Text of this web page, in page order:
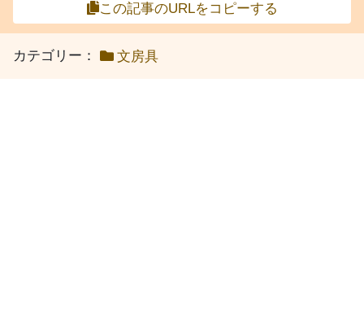
この記事のURLをコピーする
カテゴリー： 文房具